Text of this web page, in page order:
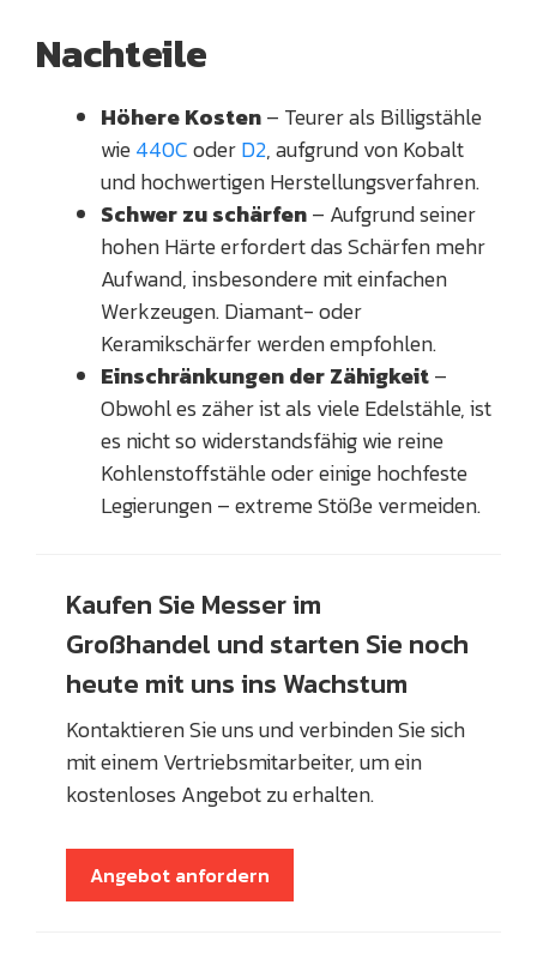
Nachteile
Höhere Kosten– Teurer als Billigstähle
wie440CoderD2, aufgrund von Kobalt
und hochwertigen Herstellungsverfahren.
Schwer zu schärfen– Aufgrund seiner
hohen Härte erfordert das Schärfen mehr
Aufwand, insbesondere mit einfachen
Werkzeugen. Diamant- oder
Keramikschärfer werden empfohlen.
Einschränkungen der Zähigkeit–
Obwohl es zäher ist als viele Edelstähle, ist
es nicht so widerstandsfähig wie reine
Kohlenstoffstähle oder einige hochfeste
Legierungen – extreme Stöße vermeiden.
Kaufen Sie Messer im
Großhandel und starten Sie noch
heute mit uns ins Wachstum
Kontaktieren Sie uns und verbinden Sie sich
mit einem Vertriebsmitarbeiter, um ein
kostenloses Angebot zu erhalten.
Angebot anfordern